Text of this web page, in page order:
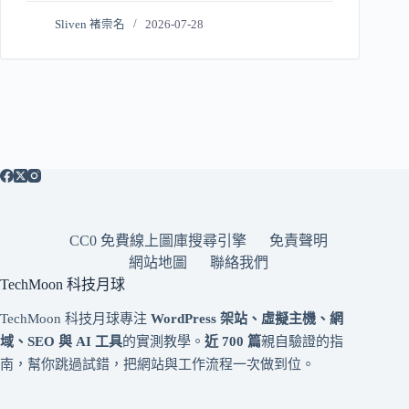
Sliven 褚崇名 2026-07-28
CC0 免費線上圖庫搜尋引擎
免責聲明
網站地圖
聯絡我們
TechMoon 科技月球
TechMoon 科技月球專注 WordPress 架站、虛擬主機、網
域、SEO 與 AI 工具的實測教學。 近 700 篇親自驗證的指
南，幫你跳過試錯，把網站與工作流程一次做到位。